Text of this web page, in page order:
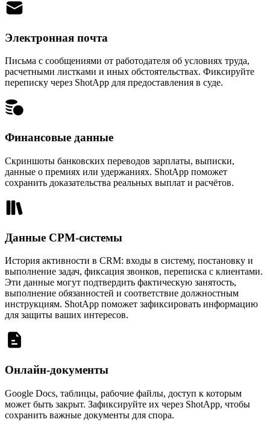
Электронная почта
Письма с сообщениями от работодателя об условиях труда,
расчетными листками и иных обстоятельствах. Фиксируйте
переписку через ShotApp для предоставления в суде.
Финансовые данные
Скриншоты банковских переводов зарплаты, выписки,
данные о премиях или удержаниях. ShotApp поможет
сохранить доказательства реальных выплат и расчётов.
Данные СРМ-системы
История активности в CRM: входы в систему, постановку и
выполнение задач, фиксация звонков, переписка с клиентами.
Эти данные могут подтвердить фактическую занятость,
выполнение обязанностей и соответствие должностным
инструкциям. ShotApp поможет зафиксировать информацию
для защиты ваших интересов.
Онлайн-документы
Google Docs, таблицы, рабочие файлы, доступ к которым
может быть закрыт. Зафиксируйте их через ShotApp, чтобы
сохранить важные документы для спора.